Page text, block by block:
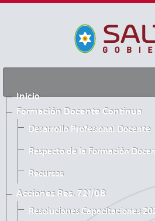
Inicio
Formación Docente Continua
Desarrollo Profesional Docente
Respecto de la Formación
Recursos
Acciones Res. 721/08
Resoluciones Capacitaciones